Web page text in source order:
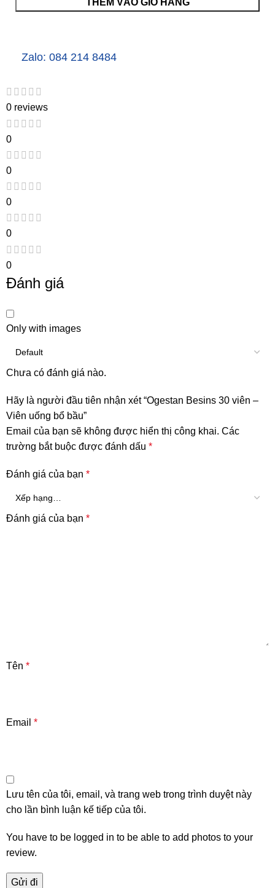
THÊM VÀO GIỎ HÀNG
Zalo: 084 214 8484
0 reviews
0
0
0
0
0
Đánh giá
Only with images
Chưa có đánh giá nào.
Hãy là người đầu tiên nhận xét “Ogestan Besins 30 viên –
Viên uống bổ bầu”
Email của bạn sẽ không được hiển thị công khai. Các
trường bắt buộc được đánh dấu*
Đánh giá của bạn*
Đánh giá của bạn*
Tên*
Email*
Lưu tên của tôi, email, và trang web trong trình duyệt này
cho lần bình luận kế tiếp của tôi.
You have to be logged in to be able to add photos to your
review.